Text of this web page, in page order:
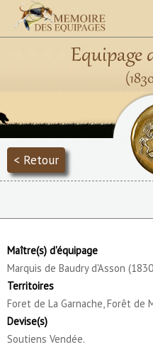
Equipage
< Retour
Maître(s) d'équipage
Marquis de Baudry d'Asson
Territoires
Foret de La Garnache, Forêt de
Devise(s)
Soutiens Vendée.